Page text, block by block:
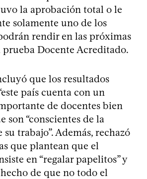
la aprobación total o le
solamente uno de los
rendir en las próximas
prueba Docente Acreditado.
que los resultados
país cuenta con un
de docentes bien
son “conscientes de la
trabajo”. Además, rechazó
que plantean que el
en “regalar papelitos” y
de que no todo el